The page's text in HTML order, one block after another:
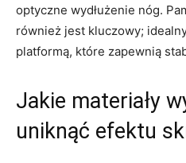
optyczne wydłużenie nóg.
również jest kluczowy;
platformą, które zapewnią
Jakie materiały
uniknąć efektu